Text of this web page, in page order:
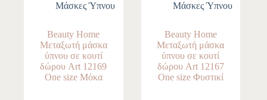
Μάσκες Ύπνου
Beauty Home
Μεταξωτή μάσκα
ύπνου σε κουτί
δώρου Art 12169
One size Μόκα
Μάσκες Ύπνου
Beauty Home
Μεταξωτή μάσκα
ύπνου σε κουτί
δώρου Art 12167
One size Φυστικί